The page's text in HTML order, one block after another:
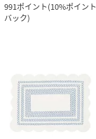
991ポイント(10%ポイント
バック)